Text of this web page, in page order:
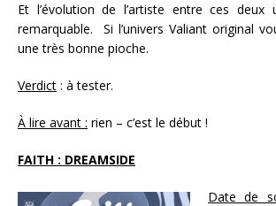
Et l’évolution de l’artiste entre ces deux
remarquable. Si l’univers Valiant original
une très bonne pioche.
Verdict : à tester.
À lire avant : rien – c’est le début !
FAITH : DREAMSIDE
Date de